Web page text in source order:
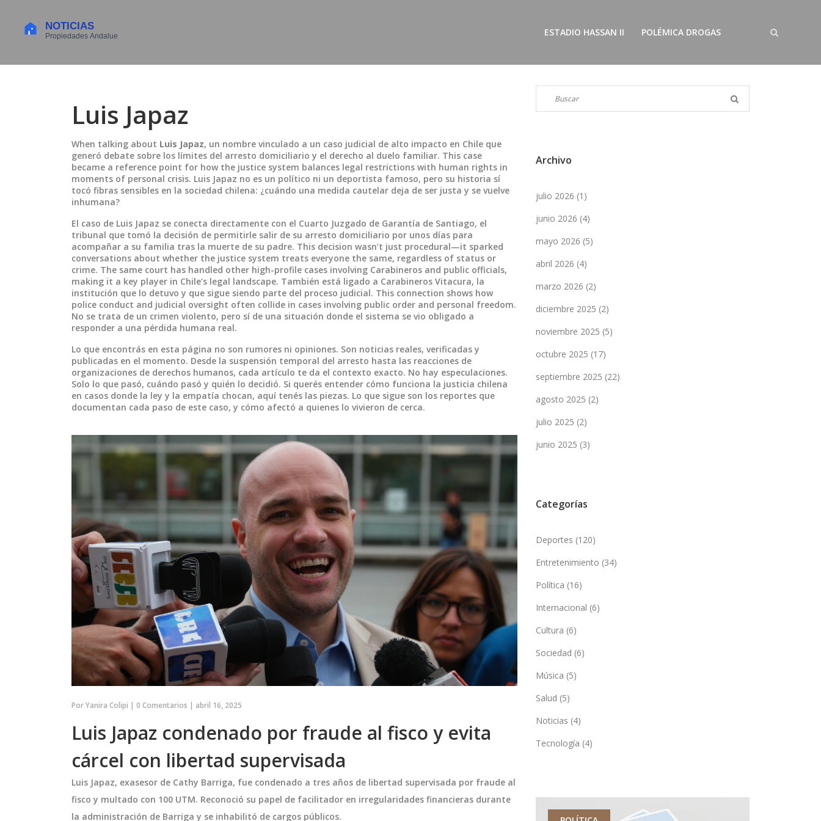
ESTADIO HASSAN II POLÉMICA DROGAS
Luis Japaz
When talking about Luis Japaz, un nombre vinculado a un caso judicial de alto impacto en Chile que
generó debate sobre los límites del arresto domiciliario y el derecho al duelo familiar. This case
became a reference point for how the justice system balances legal restrictions with human rights in
moments of personal crisis. Luis Japaz no es un político ni un deportista famoso, pero su historia sí
tocó fibras sensibles en la sociedad chilena: ¿cuándo una medida cautelar deja de ser justa y se vuelve
inhumana?
El caso de Luis Japaz se conecta directamente con el Cuarto Juzgado de Garantía de Santiago, el
tribunal que tomó la decisión de permitirle salir de su arresto domiciliario por unos días para
acompañar a su familia tras la muerte de su padre. This decision wasn’t just procedural—it sparked
conversations about whether the justice system treats everyone the same, regardless of status or
crime. The same court has handled other high-profile cases involving Carabineros and public officials,
making it a key player in Chile’s legal landscape. También está ligado a Carabineros Vitacura, la
institución que lo detuvo y que sigue siendo parte del proceso judicial. This connection shows how
police conduct and judicial oversight often collide in cases involving public order and personal freedom.
No se trata de un crimen violento, pero sí de una situación donde el sistema se vio obligado a
responder a una pérdida humana real.
Lo que encontrás en esta página no son rumores ni opiniones. Son noticias reales, verificadas y
publicadas en el momento. Desde la suspensión temporal del arresto hasta las reacciones de
organizaciones de derechos humanos, cada artículo te da el contexto exacto. No hay especulaciones.
Solo lo que pasó, cuándo pasó y quién lo decidió. Si querés entender cómo funciona la justicia chilena
en casos donde la ley y la empatía chocan, aquí tenés las piezas. Lo que sigue son los reportes que
documentan cada paso de este caso, y cómo afectó a quienes lo vivieron de cerca.
PorYanira Colipi | 0 Comentarios | abril 16, 2025
Luis Japaz condenado por fraude al fisco y evita
cárcel con libertad supervisada
Luis Japaz, exasesor de Cathy Barriga, fue condenado a tres años de libertad supervisada por fraude al
fisco y multado con 100 UTM. Reconoció su papel de facilitador en irregularidades financieras durante
la administración de Barriga y se inhabilitó de cargos públicos.
Archivo
julio 2026 (1)
junio 2026 (4)
mayo 2026 (5)
abril 2026 (4)
marzo 2026 (2)
diciembre 2025 (2)
noviembre 2025 (5)
octubre 2025 (17)
septiembre 2025 (22)
agosto 2025 (2)
julio 2025 (2)
junio 2025 (3)
Categorías
Deportes (120)
Entretenimiento (34)
Política (16)
Internacional (6)
Cultura (6)
Sociedad (6)
Música (5)
Salud (5)
Noticias (4)
Tecnología (4)